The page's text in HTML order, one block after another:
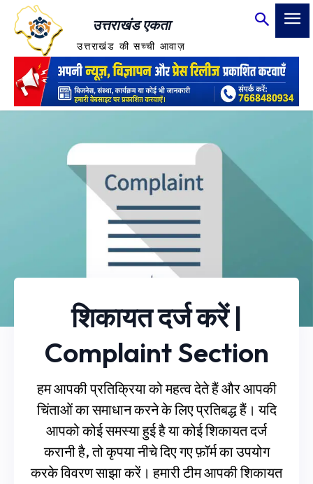
उत्तराखंड एकता
उत्तराखंड की सच्ची आवाज़
शिकायत दर्ज करें |
Complaint Section
हम आपकी प्रतिक्रिया को महत्व देते हैं और आपकी
चिंताओं का समाधान करने के लिए प्रतिबद्ध हैं। यदि
आपको कोई समस्या हुई है या कोई शिकायत दर्ज
करानी है, तो कृपया नीचे दिए गए फ़ॉर्म का उपयोग
करके विवरण साझा करें। हमारी टीम आपकी शिकायत